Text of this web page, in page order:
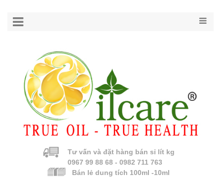
Tư vấn và đặt hàng bán sỉ lít kg
0967 99 88 68 - 0982 711 763
Bán lẻ dung tích 100ml -10ml